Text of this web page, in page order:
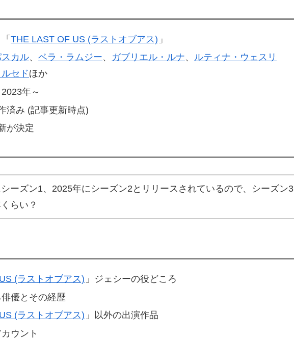
THE LAST OF US (ラストオブアス) 」
カル、 ベラ・ラムジー、 ガブリエル・ルナ、 ルティナ・ウェスリ
セドほか
年～
済み (記事更新時点)
が決定
ーズン1、2025年にシーズン2とリリースされているので、シーズン3
らい？
(ラストオブアス) 」ジェシーの役どころ
優とその経歴
(ラストオブアス) 」以外の出演作品
ウント